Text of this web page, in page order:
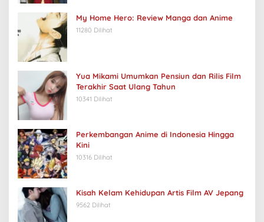
My Home Hero: Review Manga dan Anime
11280 Dilihat
Yua Mikami Umumkan Pensiun dan Rilis Film
Terakhir Saat Ulang Tahun
10341 Dilihat
Perkembangan Anime di Indonesia Hingga
Kini
10316 Dilihat
Kisah Kelam Kehidupan Artis Film AV Jepang
9562 Dilihat